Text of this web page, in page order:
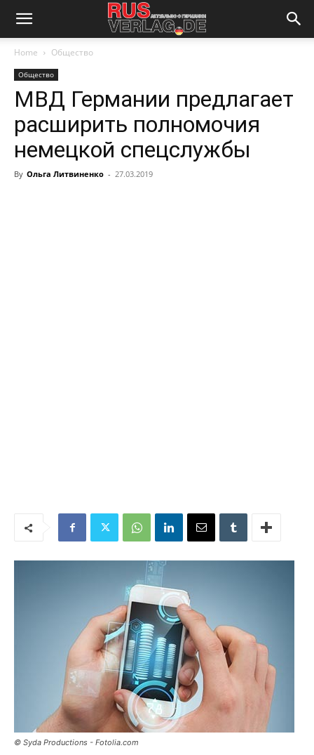
Home Общество
Общество
МВД Германии предлагает
расширить полномочия
немецкой спецслужбы
By Ольга Литвиненко - 27.03.2019
© Syda Productions - Fotolia.com